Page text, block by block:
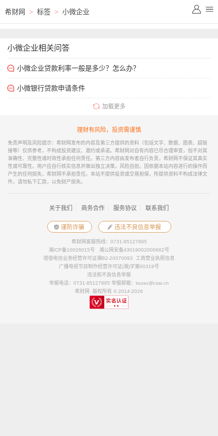
希财网 > 标签 > 小微企业
小微企业相关问答
小微企业贷款利率一般是多少？怎么办？
小微银行贷款申请条件
加载更多
理财有风险，投资需谨慎
免责声明及风险提示：希财网发布的内容及第三方提供的资料（包括文字、数据、图表、超链
接等）仅供参考，不构成投资建议、邀约或承诺。希财网对自有内容已尽合理审查，但不对其
准确性、完整性或时效性承担任何责任。第三方内容由发布者自行负责，希财网不保证其真实
性或可靠性。用户应自行核实信息并做出独立决策，风险自担。因依据本站内容进行的操作而
产生的任何损失，希财网不承担责任。本站不提供投资或交易担保，所提供资料不构成法律文
件。请勿私下汇款，以免财产损失。
关于我们 商务合作 服务协议 联系我们
谨防诈骗 违法不良信息举报
希财网客服热线：0731-85127885
湘ICP备10026015号
湘公网安备43019002000662号
增值电信业务经营许可证湘B2-20070093
工商营业执照信息
广播电视节目制作经营许可证(湘)字第00319号
违法和不良信息举报
举报电话：0731-85127885 举报邮箱：tousu@csai.cn
希财网 版权所有 © 2014-2026